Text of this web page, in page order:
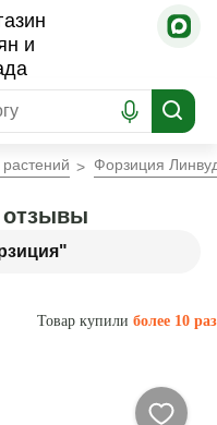
Форзиция
отзывы
Товар купили более 10 раз